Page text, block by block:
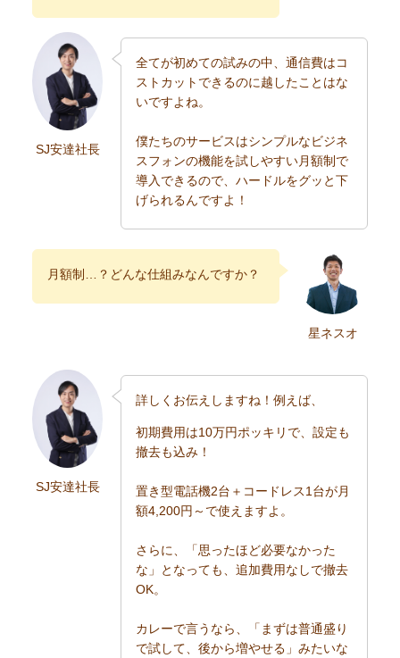
SJ安達社長
全てが初めての試みの中、通信費はコ
ストカットできるのに越したことはな
いですよね。
僕たちのサービスはシンプルなビジネ
スフォンの機能を試しやすい月額制で
導入できるので、ハードルをグッと下
げられるんですよ！
月額制…？どんな仕組みなんですか？
星ネスオ
SJ安達社長
詳しくお伝えしますね！例えば、
初期費用は10万円ポッキリで、設定も
撤去も込み！
置き型電話機2台＋コードレス1台が月
額4,200円～で使えますよ。
さらに、「思ったほど必要なかった
な」となっても、追加費用なしで撤去
OK。
カレーで言うなら、「まずは普通盛り
で試して、後から増やせる」みたいな